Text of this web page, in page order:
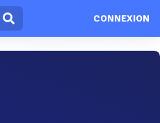
CONNEXION